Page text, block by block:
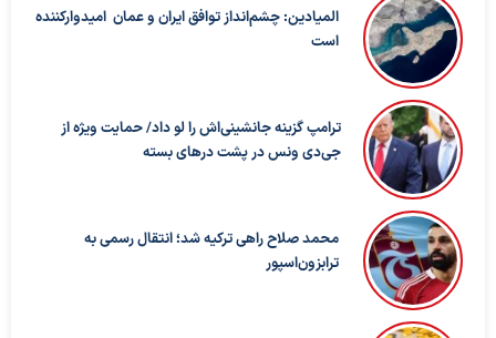
المیادین: چشم‌انداز توافق ایران و عمان امیدوارکننده
است
ترامپ گزینه جانشینی‌اش را لو داد/ حمایت ویژه از
جی‌دی ونس در پشت درهای بسته
محمد صلاح راهی ترکیه شد؛ انتقال رسمی به
ترابزون‌اسپور